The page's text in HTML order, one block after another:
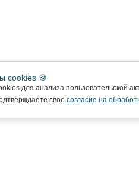
cookies 🍪
для анализа пользовательской
своесогласие на